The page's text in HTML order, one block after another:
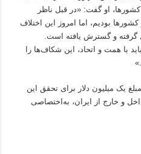
او گفت: «در قبل ناظر
بودیم، اما امروز این اختلاف
گرفته و گسترش یافته است.
با همت و اتحاد، این شکاف‌ها را
یک میلیون دلار برای تحقق این
و خارج از ایران، به‌اختصاصی